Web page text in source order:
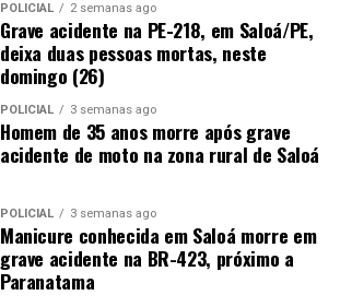
POLICIAL 2 semanas ago
Grave acidente na PE-218, em Saloá/PE,
deixa duas pessoas mortas, neste
domingo (26)
POLICIAL 3 semanas ago
Homem de 35 anos morre após grave
acidente de moto na zona rural de Saloá
POLICIAL 3 semanas ago
Manicure conhecida em Saloá morre em
grave acidente na BR-423, próximo a
Paranatama